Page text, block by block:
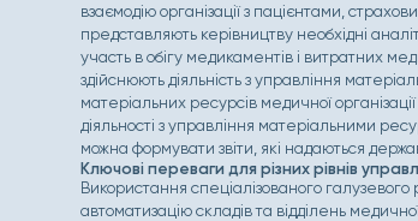
взаємодію організації з пацієнтами,
представляють керівництву необхідні
участь в обігу медикаментів і витратних
здійснюють діяльність з управління
матеріальних ресурсів медичної
діяльності з управління матеріальними
можна формувати звіти, які надаються
Ключові переваги для різних рівнів
Використання спеціалізованого
автоматизацію складів та відділень медичної